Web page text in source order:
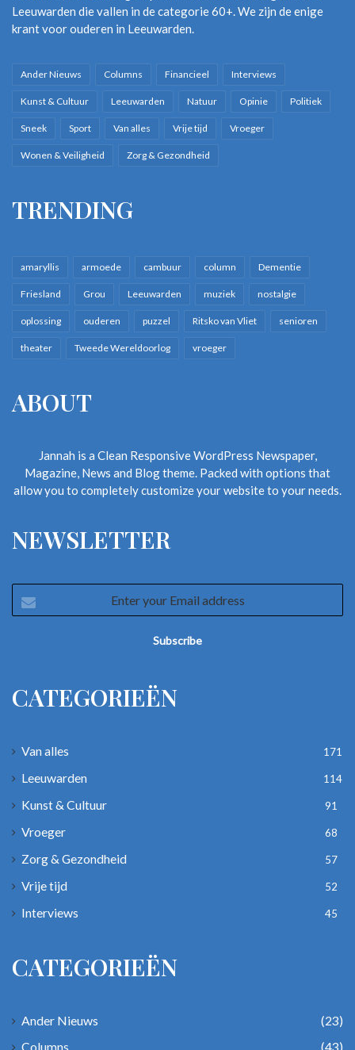
Leeuwarden die vallen in de categorie 60+. We zijn de enige
krant voor ouderen in Leeuwarden.
Ander Nieuws Columns Financieel Interviews
Kunst & Cultuur Leeuwarden Natuur Opinie Politiek
Sneek Sport Van alles Vrije tijd Vroeger
Wonen & Veiligheid Zorg & Gezondheid
TRENDING
amaryllis armoede cambuur column Dementie
Friesland Grou Leeuwarden muziek nostalgie
oplossing ouderen puzzel Ritsko van Vliet senioren
theater Tweede Wereldoorlog vroeger
ABOUT
Jannah is a Clean Responsive WordPress Newspaper,
Magazine, News and Blog theme. Packed with options that
allow you to completely customize your website to your needs.
NEWSLETTER
your
CATEGORIEËN
Van alles 171
Leeuwarden 114
Kunst & Cultuur 91
Vroeger 68
Zorg & Gezondheid 57
Vrije tijd 52
Interviews 45
CATEGORIEËN
Ander Nieuws
(23)
Columns
(43)